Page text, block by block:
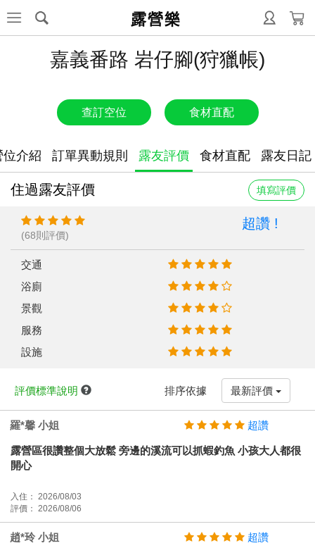
露營樂
嘉義番路 岩仔腳(狩獵帳)
查訂空位 食材直配
位介紹 訂單異動規則 露友評價 食材直配 露友日記
住過露友評價 填寫評價
(68則評價)
超讚 !
交通
浴廁
景觀
服務
設施
評價標準說明 排序依據 最新評價
羅*馨 小姐 超讚
露營區很讚整個大放鬆 旁邊的溪流可以抓蝦釣魚 小孩大人都很
開心
入住： 2026/08/03
評價： 2026/08/06
趙*玲 小姐 超讚